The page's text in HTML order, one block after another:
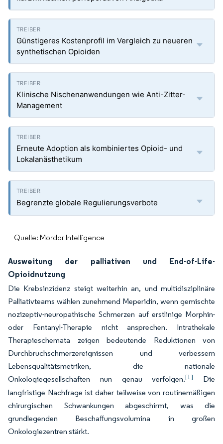
Günstigeres Kostenprofil im Vergleich zu neueren
synthetischen Opioiden
Klinische Nischenanwendungen wie Anti-Zitter-
Management
Erneute Adoption als kombiniertes Opioid- und
Lokalanästhetikum
Begrenzte globale Regulierungsverbote
Quelle: Mordor Intelligence
Ausweitung der palliativen und End-of-Life-
Opioidnutzung
Die Krebsinzidenz steigt weiterhin an, und multidisziplinäre
Palliativteams wählen zunehmend Meperidin, wenn gemischte
nozizeptiv-neuropathische Schmerzen auf erstlinige Morphin-
oder Fentanyl-Therapie nicht ansprechen. Intrathekale
Therapieschemata zeigen bedeutende Reduktionen von
Durchbruchschmerzereignissen und verbessern
Lebensqualitätsmetriken, die nationale
Onkologiegesellschaften nun genau verfolgen.[1]
Die
langfristige Nachfrage ist daher teilweise von routinemäßigen
chirurgischen Schwankungen abgeschirmt, was die
grundlegenden Beschaffungsvolumina in großen
Onkologiezentren stärkt.